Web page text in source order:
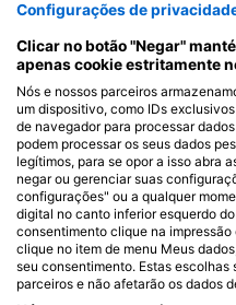
Configurações de
Clicar no botão "Negar"
apenas cookie estritamente
Nós e nossos parceiros
um dispositivo, como IDs
de navegador para processar
podem processar os seus dados
legítimos, para se opor a isso abra
negar ou gerenciar suas
configurações" ou a qualquer
digital no canto inferior esquerdo
consentimento clique na
clique no item de menu Meus
seu consentimento. Estas escolhas
parceiros e não afetarão os dados